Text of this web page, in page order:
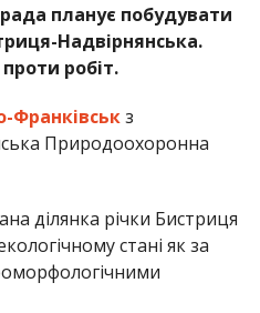
рада планує побудувати
Надвірнянська.
робіт.
Франківськз
Природоохоронна
ділянка річки Бистриця
стані як за